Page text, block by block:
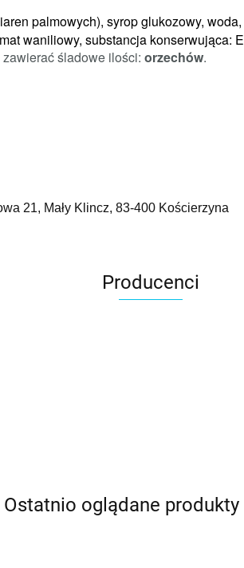
palmowych), syrop glukozowy,
waniliowy, substancja konserwująca:
zawierać śladowe ilości: orzechów.
21, Mały Klincz, 83-400 Kościerzyna
Producenci
Ostatnio oglądane produkty